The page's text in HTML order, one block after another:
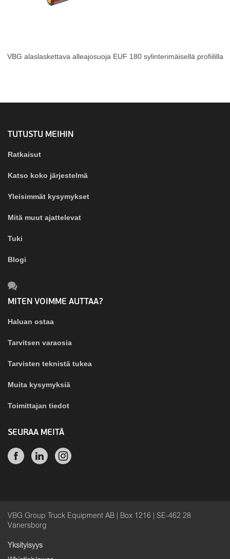
VBG alaslaskettava alleajosuoja EUF 180 sylinterimäisellä profiililla
TUTUSTU MEIHIN
Ratkaisut
Katso koko järjestelmä
Yleisimmät kysymykset
Mitä muut ajattelevat
Tuki
Blogi
MITEN VOIMME AUTTAA?
Haluan ostaa
Tarvitsen varaosia
Tarvisten teknistä tukea
Muita kysymyksiä
Toimittajan tiedot
SEURAA MEITÄ
VBG Group Truck Equipment AB | Box 1216 | SE-462 28
Vänersborg
Yksityisyys